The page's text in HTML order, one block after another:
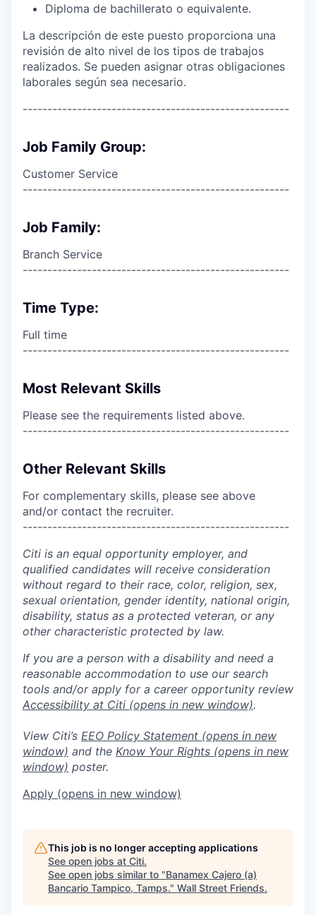
Diploma de bachillerato o equivalente.
La descripción de este puesto proporciona una
revisión de alto nivel de los tipos de trabajos
realizados. Se pueden asignar otras obligaciones
laborales según sea necesario.
------------------------------------------------------
Job Family Group:
Customer Service
------------------------------------------------------
Job Family:
Branch Service
------------------------------------------------------
Time Type:
Full time
------------------------------------------------------
Most Relevant Skills
Please see the requirements listed above.
------------------------------------------------------
Other Relevant Skills
For complementary skills, please see above
and/or contact the recruiter.
------------------------------------------------------
Citi is an equal opportunity employer, and
qualified candidates will receive consideration
without regard to their race, color, religion, sex,
sexual orientation, gender identity, national origin,
disability, status as a protected veteran, or any
other characteristic protected by law.
If you are a person with a disability and need a
reasonable accommodation to use our search
tools and/or apply for a career opportunity review
Accessibility at Citi (opens in new window).
View Citi’s EEO Policy Statement (opens in new
window) and the Know Your Rights (opens in new
window) poster.
Apply (opens in new window)
This job is no longer accepting applications
See open jobs at Citi.
See open jobs similar to "Banamex Cajero (a)
Bancario Tampico, Tamps." Wall Street Friends.